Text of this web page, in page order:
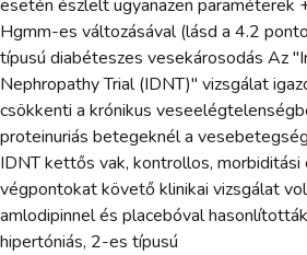
esetén észlelt ugyanazen paraméterek
Hgmm-es változásával (lásd a 4.2
típusú diabéteszes vesekárosodás Az
Nephropathy Trial (IDNT)" vizsgálat
csökkenti a krónikus
proteinuriás betegeknél a
IDNT kettős vak, kontrollos, morbiditási
végpontokat követő klinikai vizsgálat
amlodipinnel és placebóval
hipertóniás, 2-es típusú